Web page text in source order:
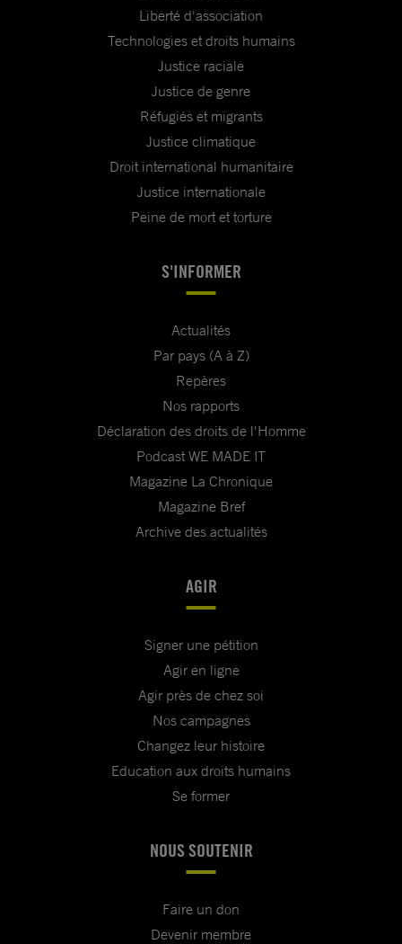
Liberté d'association
Technologies et droits humains
Justice raciale
Justice de genre
Réfugiés et migrants
Justice climatique
Droit international humanitaire
Justice internationale
Peine de mort et torture
S'INFORMER
Actualités
Par pays (A à Z)
Repères
Nos rapports
Déclaration des droits de l'Homme
Podcast WE MADE IT
Magazine La Chronique
Magazine Bref
Archive des actualités
AGIR
Signer une pétition
Agir en ligne
Agir près de chez soi
Nos campagnes
Changez leur histoire
Education aux droits humains
Se former
NOUS SOUTENIR
Faire un don
Devenir membre